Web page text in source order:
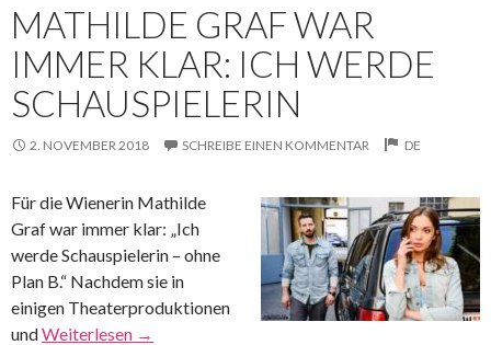
MATHILDE GRAF WAR
IMMER KLAR: ICH WERDE
SCHAUSPIELERIN
2. NOVEMBER 2018 SCHREIBE EINEN KOMMENTAR DE
Für die Wienerin Mathilde
Graf war immer klar: „Ich
werde Schauspielerin – ohne
Plan B.“ Nachdem sie in
einigen Theaterproduktionen
undWeiterlesen →